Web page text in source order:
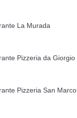
La Murada
Pizzeria da Giorgio
Pizzeria San Marco